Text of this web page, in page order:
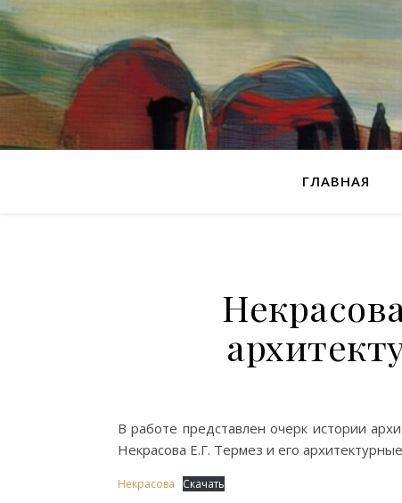
ГЛАВНАЯ
В работе представлен очерк истории
Некрасова Е.Г. Термез и его
Некрасова Скачать